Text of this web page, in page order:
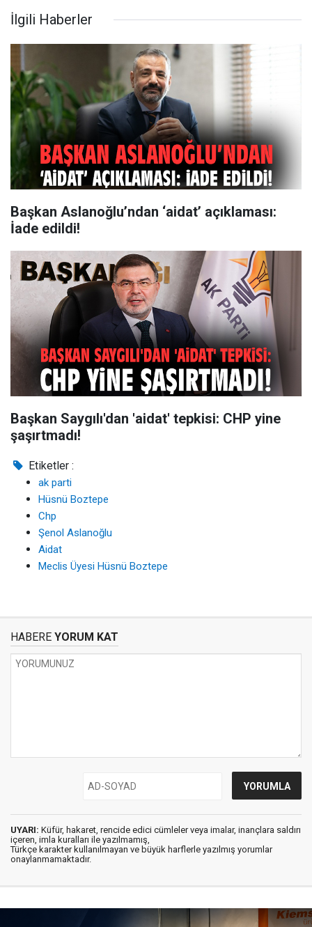
İlgili Haberler
Başkan Aslanoğlu’ndan ‘aidat’ açıklaması:
İade edildi!
Başkan Saygılı'dan 'aidat' tepkisi: CHP yine
şaşırtmadı!
Etiketler :
ak parti
Hüsnü Boztepe
Chp
Şenol Aslanoğlu
Aidat
Meclis Üyesi Hüsnü Boztepe
HABERE YORUM KAT
UYARI: Küfür, hakaret, rencide edici cümleler veya imalar, inançlara saldırı
içeren, imla kuralları ile yazılmamış,
Türkçe karakter kullanılmayan ve büyük harflerle yazılmış yorumlar
onaylanmamaktadır.